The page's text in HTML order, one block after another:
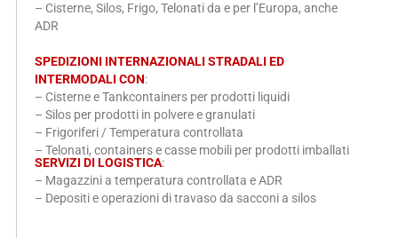
– Cisterne, Silos, Frigo, Telonati da e per l’Europa, anche
ADR
SPEDIZIONI INTERNAZIONALI STRADALI ED
INTERMODALI CON:
– Cisterne e Tankcontainers per prodotti liquidi
– Silos per prodotti in polvere e granulati
– Frigoriferi / Temperatura controllata
– Telonati, containers e casse mobili per prodotti imballati
SERVIZI DI LOGISTICA:
– Magazzini a temperatura controllata e ADR
– Depositi e operazioni di travaso da sacconi a silos